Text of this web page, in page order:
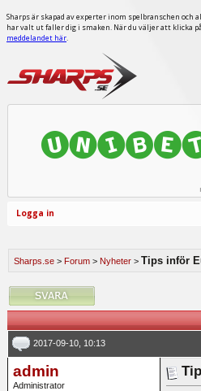
Sharps är skapad av experter inom spelbranschen
har valt ut faller dig i smaken. När du väljer att klicka
meddelandet här.
Logga in
Sharps.se > Forum > Nyheter > Tips inför
2017-09-10, 10:13
admin
Administrator